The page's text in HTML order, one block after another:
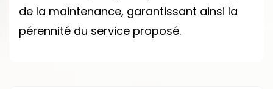
de la maintenance, garantissant ainsi la
pérennité du service proposé.